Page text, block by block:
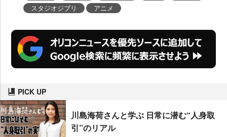
スタジオジブリ
アニメ
PICK UP
川島海荷さんと学ぶ 日常に潜む“人身取
引”のリアル